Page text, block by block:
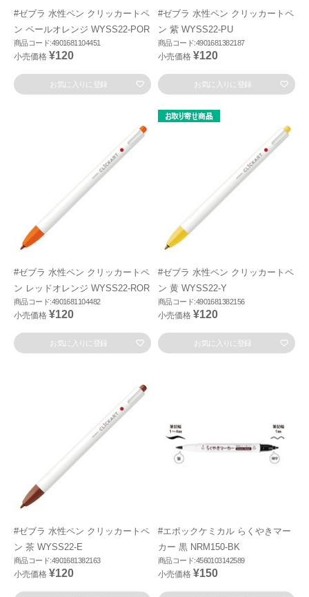
#ゼブラ 水性ペン クリッカートペ
ン ペールオレンジ WYSS22-POR
商品コード:4901681104451
小売価格 ¥120
お気に入りに登録
#ゼブラ 水性ペン クリッカートペ
ン 紫 WYSS22-PU
商品コード:4901681382187
小売価格 ¥120
お気に入りに登録
#ゼブラ 水性ペン クリッカートペ
ン レッドオレンジ WYSS22-ROR
商品コード:4901681104482
小売価格 ¥120
お気に入りに登録
#ゼブラ 水性ペン クリッカートペ
ン 黄 WYSS22-Y
商品コード:4901681382156
小売価格 ¥120
お気に入りに登録
#ゼブラ 水性ペン クリッカートペ
ン 茶 WYSS22-E
商品コード:4901681382163
小売価格 ¥120
#エポックケミカル らくやきマー
カー 黒 NRM150-BK
商品コード:4560103142589
小売価格 ¥150